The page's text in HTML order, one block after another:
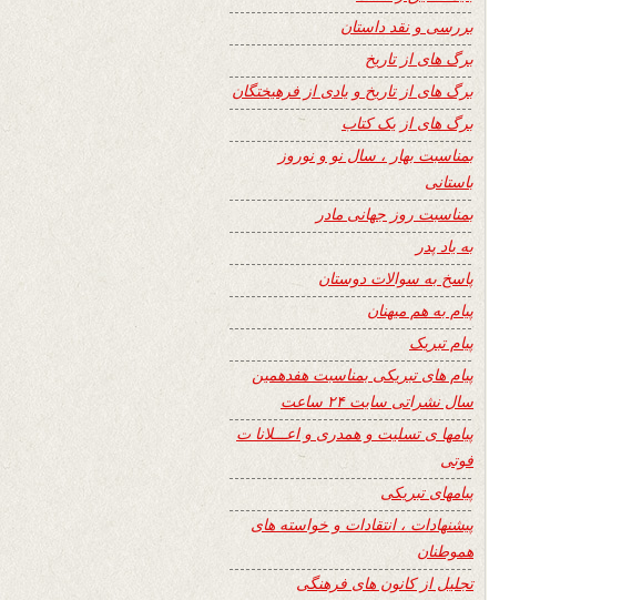
بررسی و نقد داستان
برگ های از تاریخ
برگ های از تاریخ و یادی از فرهیختگان
برگ های از یک کتاب
بمناسبت بهار ، سال نو و نوروز
باستانی
بمناسبت روز جهانی مادر
به یاد پدر
پاسخ به سوالات دوستان
پیام به هم میهنان
پیام تبریک
پیام های تبریکی بمناسبت هفدهمین
سال نشراتی سایت ۲۴ ساعت
پیامها ی تسلیت و همدری و اعـــلانا ت
فوتی
پیامهای تبریکی
پیشنهادات ، انتقادات و خواسته های
هموطنان
تجلیل از کانون های فرهنگی